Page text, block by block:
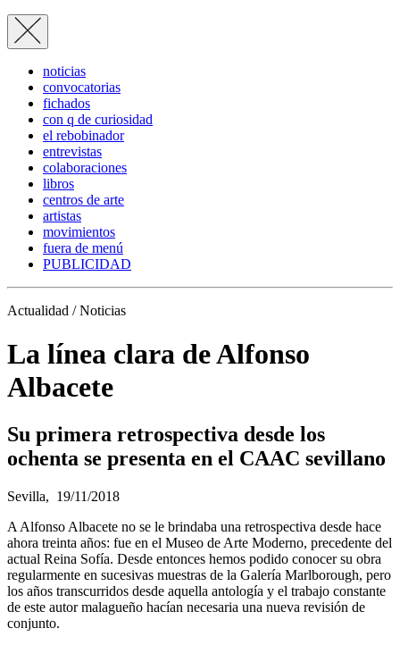
noticias
convocatorias
fichados
con q de curiosidad
el rebobinador
entrevistas
colaboraciones
libros
centros de arte
artistas
movimientos
fuera de menú
PUBLICIDAD
Actualidad / Noticias
La línea clara de Alfonso
Albacete
Su primera retrospectiva desde los
ochenta se presenta en el CAAC sevillano
Sevilla, 19/11/2018
A Alfonso Albacete no se le brindaba una retrospectiva desde hace
ahora treinta años: fue en el Museo de Arte Moderno, precedente del
actual Reina Sofía. Desde entonces hemos podido conocer su obra
regularmente en sucesivas muestras de la Galería Marlborough, pero
los años transcurridos desde aquella antología y el trabajo constante
de este autor malagueño hacían necesaria una nueva revisión de
conjunto.